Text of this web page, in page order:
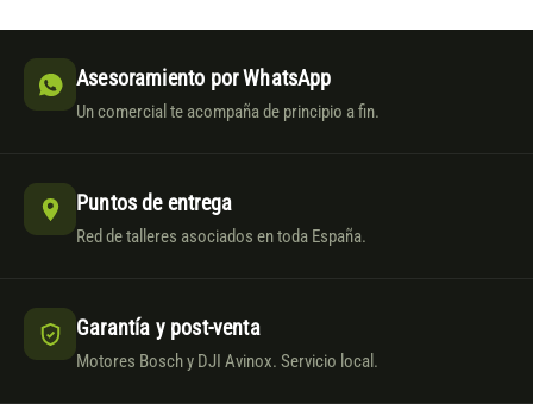
Asesoramiento por WhatsApp
Un comercial te acompaña de principio a fin.
Puntos de entrega
Red de talleres asociados en toda España.
Garantía y post-venta
Motores Bosch y DJI Avinox. Servicio local.